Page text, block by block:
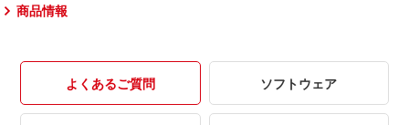
商品情報
よくあるご質問 ソフトウェア